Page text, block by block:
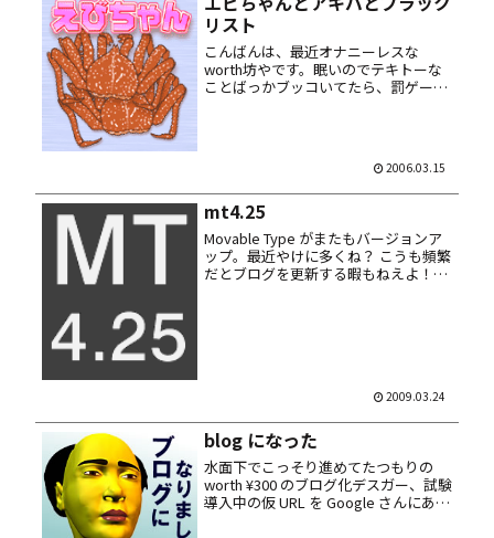
リスト
こんばんは、最近オナニーレスな
worth坊やです。眠いのでテキトーな
ことばっかブッコいてたら、罰ゲーム
2006.03.15
mt4.25
Movable Type がまたもバージョンア
ップ。最近やけに多くね？ こうも頻繁
だとブログを更新する暇もねえよ！
2009.03.24
blog になった
水面下でこっそり進めてたつもりの
worth ¥300 のブログ化デスガー、試験
導入中の仮 URL を Google さんにあっ